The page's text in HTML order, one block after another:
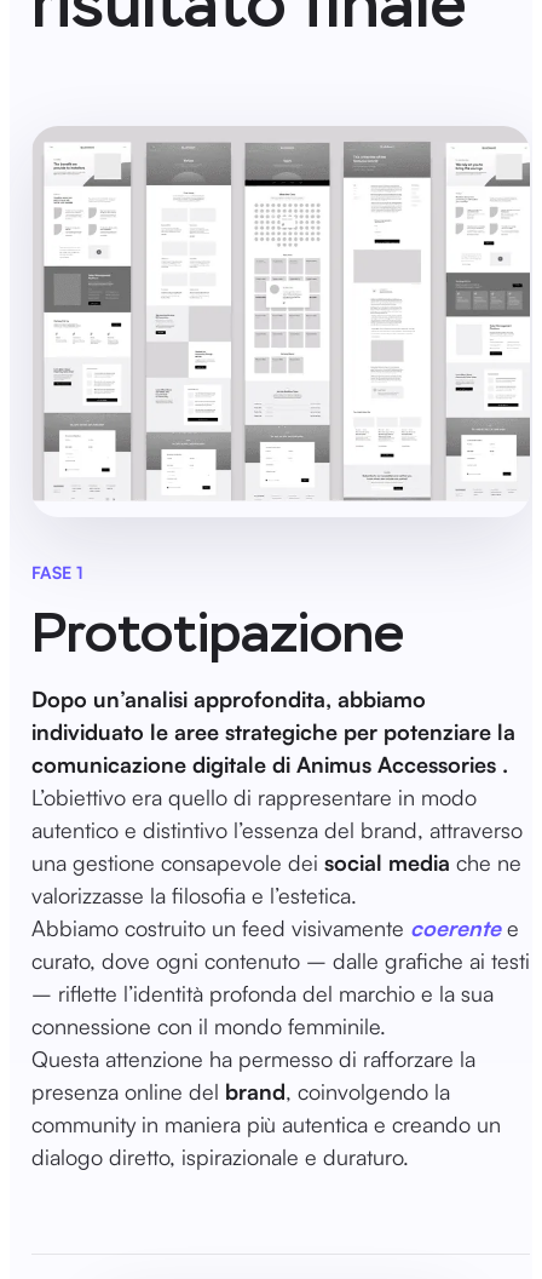
FASE 1
Prototipazione
Dopo un’analisi approfondita, abbiamo
individuato le aree strategiche per potenziare la
comunicazione digitale di Animus Accessories .
L’obiettivo era quello di rappresentare in modo
autentico e distintivo l’essenza del brand, attraverso
una gestione consapevole dei social media che ne
valorizzasse la filosofia e l’estetica.
Abbiamo costruito un feed visivamente coerentee
curato, dove ogni contenuto – dalle grafiche ai testi
– riflette l’identità profonda del marchio e la sua
connessione con il mondo femminile.
Questa attenzione ha permesso di rafforzare la
presenza online del brand, coinvolgendo la
community in maniera più autentica e creando un
dialogo diretto, ispirazionale e duraturo.